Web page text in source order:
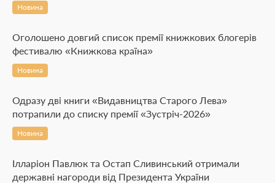
Новина
Оголошено довгий список премії книжкових блогерів
фестивалю «Книжкова країна»
Новина
Одразу дві книги «Видавництва Старого Лева»
потрапили до списку премії «Зустріч-2026»
Новина
Ілларіон Павлюк та Остап Сливинський отримали
державні нагороди від Президента України